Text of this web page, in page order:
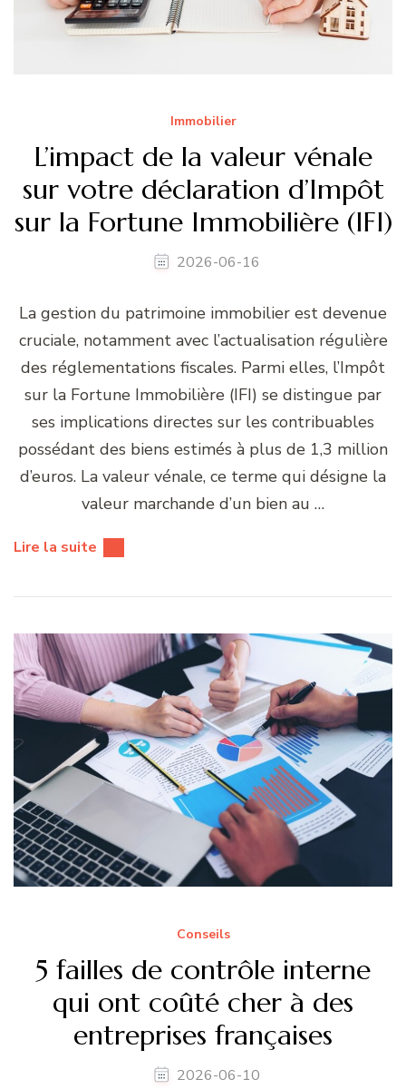
Immobilier
L’impact de la valeur vénale
sur votre déclaration d’Impôt
sur la Fortune Immobilière (IFI)
2026-06-16
La gestion du patrimoine immobilier est devenue
cruciale, notamment avec l’actualisation régulière
des réglementations fiscales. Parmi elles, l’Impôt
sur la Fortune Immobilière (IFI) se distingue par
ses implications directes sur les contribuables
possédant des biens estimés à plus de 1,3 million
d’euros. La valeur vénale, ce terme qui désigne la
valeur marchande d’un bien au …
Lire la suite
Conseils
5 failles de contrôle interne
qui ont coûté cher à des
entreprises françaises
2026-06-10